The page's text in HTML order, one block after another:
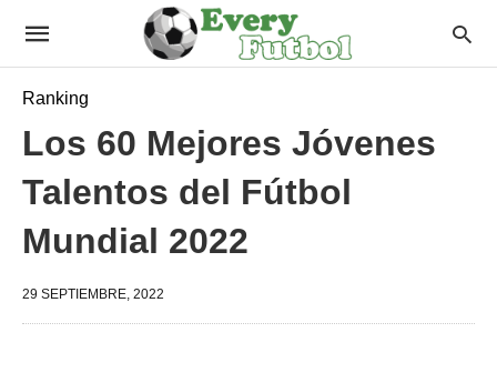
Ranking
Los 60 Mejores Jóvenes
Talentos del Fútbol
Mundial 2022
29 SEPTIEMBRE, 2022